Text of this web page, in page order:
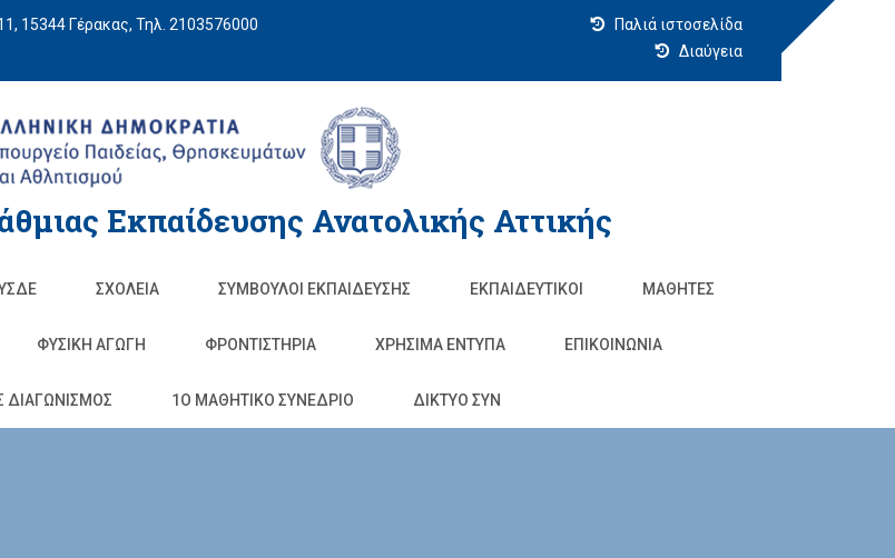
15344 Γέρακας, Τηλ. 2103576000
Παλιά ιστοσελίδα
Διαύγεια
Εκπαίδευσης Ανατολικής Αττικής
ΣΧΟΛΕΊΑ ΣΥΜΒΟΥΛΟΙ ΕΚΠΑΙΔΕΥΣΗΣ ΕΚΠΑΙΔΕΥΤΙΚΟΊ ΜΑΘΗΤΈΣ
ΦΥΣΙΚΉ ΑΓΩΓΉ ΦΡΟΝΤΙΣΤΉΡΙΑ ΧΡΗΣΙΜΑ ΕΝΤΥΠΑ ΕΠΙΚΟΙΝΩΝΊΑ
ΔΙΑΓΩΝΙΣΜΟΣ 1O ΜΑΘΗΤΙΚΟ ΣΥΝΕΔΡΙΟ ΔΙΚΤΥΟ ΣΥΝ